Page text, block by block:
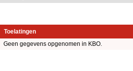
Toelatingen
Geen gegevens opgenomen in KBO.